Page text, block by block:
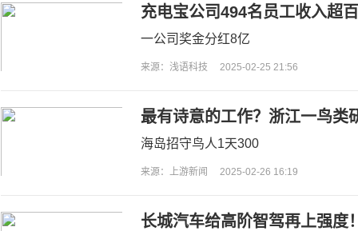
充电宝公司494名员工收入超
一公司奖金分红8亿
来源：浅语科技 2025-02-25 21:56
最有诗意的工作？浙江一鸟类
员：需在海岛两人一组生活两
海岛招守鸟人1天300
来源：上游新闻 2025-02-26 16:19
长城汽车给高阶智驾再上强度